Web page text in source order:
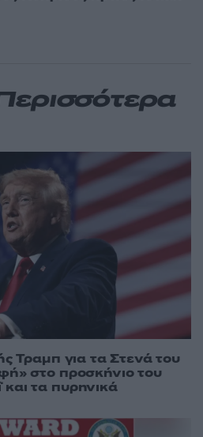
Τραμπ για τα Στενά του
στο προσκήνιο του
τα πυρηνικά